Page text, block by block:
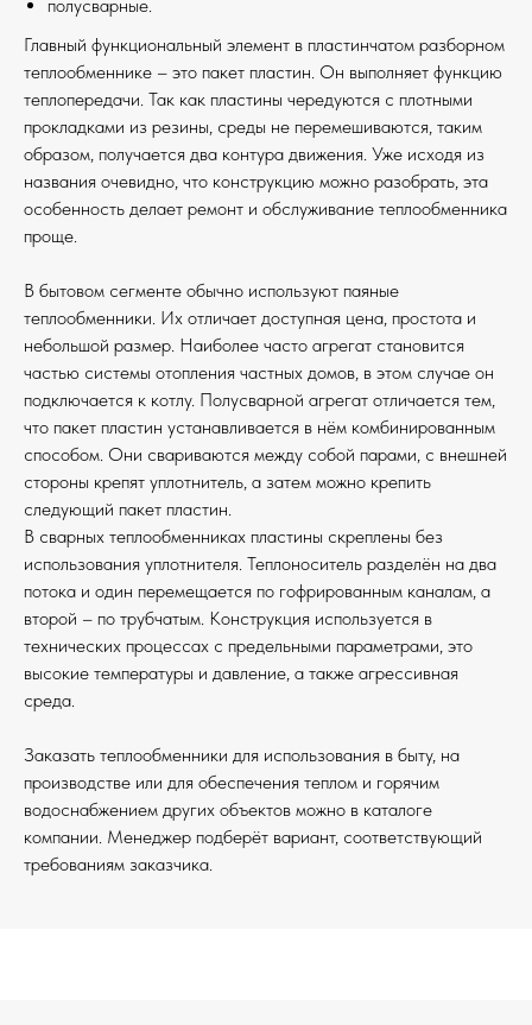
полусварные.
Главный функциональный элемент в пластинчатом разборном
теплообменнике – это пакет пластин. Он выполняет функцию
теплопередачи. Так как пластины чередуются с плотными
прокладками из резины, среды не перемешиваются, таким
образом, получается два контура движения. Уже исходя из
названия очевидно, что конструкцию можно разобрать, эта
особенность делает ремонт и обслуживание теплообменника
проще.
В бытовом сегменте обычно используют паяные
теплообменники. Их отличает доступная цена, простота и
небольшой размер. Наиболее часто агрегат становится
частью системы отопления частных домов, в этом случае он
подключается к котлу. Полусварной агрегат отличается тем,
что пакет пластин устанавливается в нём комбинированным
способом. Они свариваются между собой парами, с внешней
стороны крепят уплотнитель, а затем можно крепить
следующий пакет пластин.
В сварных теплообменниках пластины скреплены без
использования уплотнителя. Теплоноситель разделён на два
потока и один перемещается по гофрированным каналам, а
второй – по трубчатым. Конструкция используется в
технических процессах с предельными параметрами, это
высокие температуры и давление, а также агрессивная
среда.
Заказать теплообменники для использования в быту, на
производстве или для обеспечения теплом и горячим
водоснабжением других объектов можно в каталоге
компании. Менеджер подберёт вариант, соответствующий
требованиям заказчика.